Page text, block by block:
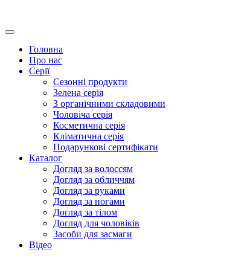
Головна
Про нас
Серії
Сезонні продукти
Зелена серія
З органічними складовими
Чоловіча серія
Косметична серія
Кліматична серія
Подарункові сертифікати
Каталог
Догляд за волоссям
Догляд за обличчям
Догляд за руками
Догляд за ногами
Догляд за тілом
Догляд для чоловіків
Засоби для засмаги
Відео